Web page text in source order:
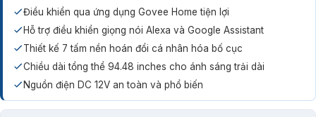
Điều khiển qua ứng dụng Govee Home tiện lợi
Hỗ trợ điều khiển giọng nói Alexa và Google Assistant
Thiết kế 7 tấm nền hoán đổi cá nhân hóa bố cục
Chiều dài tổng thể 94.48 inches cho ánh sáng trải dài
Nguồn điện DC 12V an toàn và phổ biến